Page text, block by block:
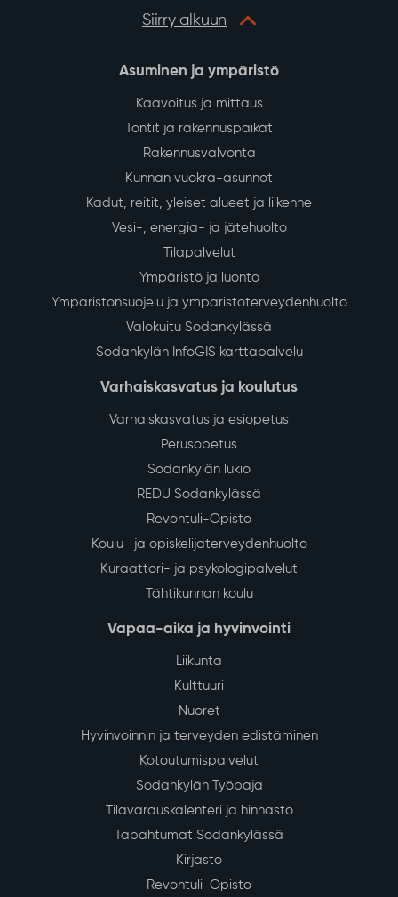
Siirry alkuun
Asuminen ja ympäristö
Kaavoitus ja mittaus
Tontit ja rakennuspaikat
Rakennusvalvonta
Kunnan vuokra-asunnot
Kadut, reitit, yleiset alueet ja liikenne
Vesi-, energia- ja jätehuolto
Tilapalvelut
Ympäristö ja luonto
Ympäristönsuojelu ja ympäristöterveydenhuolto
Valokuitu Sodankylässä
Sodankylän InfoGIS karttapalvelu
Varhaiskasvatus ja koulutus
Varhaiskasvatus ja esiopetus
Perusopetus
Sodankylän lukio
REDU Sodankylässä
Revontuli-Opisto
Koulu- ja opiskelijaterveydenhuolto
Kuraattori- ja psykologipalvelut
Tähtikunnan koulu
Vapaa-aika ja hyvinvointi
Liikunta
Kulttuuri
Nuoret
Hyvinvoinnin ja terveyden edistäminen
Kotoutumispalvelut
Sodankylän Työpaja
Tilavarauskalenteri ja hinnasto
Tapahtumat Sodankylässä
Kirjasto
Revontuli-Opisto